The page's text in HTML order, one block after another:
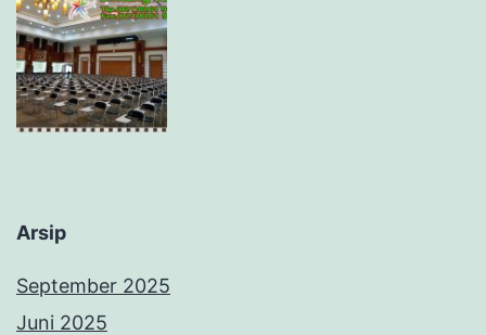
Arsip
September 2025
Juni 2025